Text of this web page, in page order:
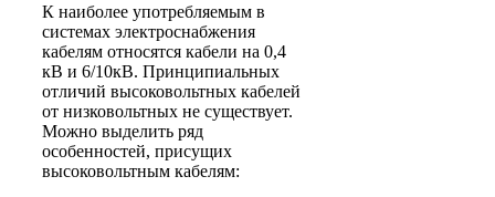
К наиболее употребляемым в
системах электроснабжения
кабелям относятся кабели на 0,4
кВ и 6/10кВ. Принципиальных
отличий высоковольтных кабелей
от низковольтных не существует.
Можно выделить ряд
особенностей, присущих
высоковольтным кабелям: